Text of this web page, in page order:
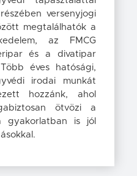
versenyjogi
megtalálhatók a
az FMCG
és a divatipar
éves hatósági,
irodai munkát
hozzánk, ahol
ötvözi a
is jól